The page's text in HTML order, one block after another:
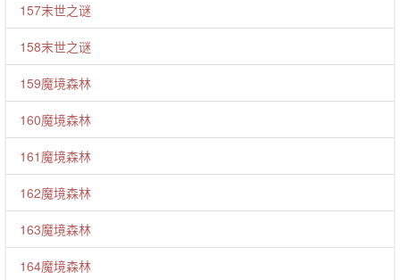
157末世之谜
158末世之谜
159魔境森林
160魔境森林
161魔境森林
162魔境森林
163魔境森林
164魔境森林